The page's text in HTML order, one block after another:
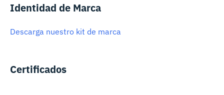
Identidad de Marca
Descarga nuestro kit de marca
Certificados